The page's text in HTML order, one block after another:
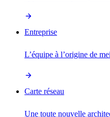
Entreprise
L’équipe à l’origine de
Carte réseau
Une toute nouvelle